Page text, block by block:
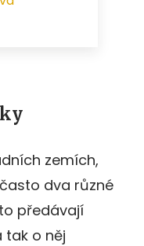
zemích,
dva různé
předávají
tak o něj